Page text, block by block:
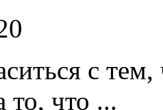
с
то, что ...